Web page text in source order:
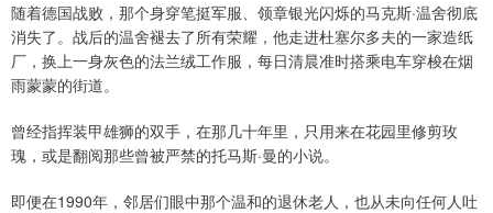
随着德国战败，那个身穿笔挺军服、领章银光闪烁的马克斯·温舍彻底
消失了。战后的温舍褪去了所有荣耀，他走进杜塞尔多夫的一家造纸
厂，换上一身灰色的法兰绒工作服，每日清晨准时搭乘电车穿梭在烟
雨蒙蒙的街道。
曾经指挥装甲雄狮的双手，在那几十年里，只用来在花园里修剪玫
瑰，或是翻阅那些曾被严禁的托马斯·曼的小说。
即便在1990年，邻居们眼中那个温和的退休老人，也从未向任何人吐